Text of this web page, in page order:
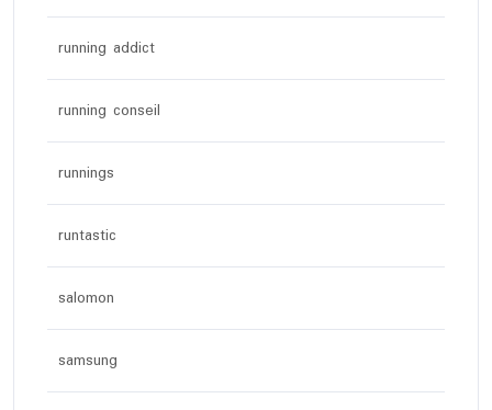
running addict
running conseil
runnings
runtastic
salomon
samsung